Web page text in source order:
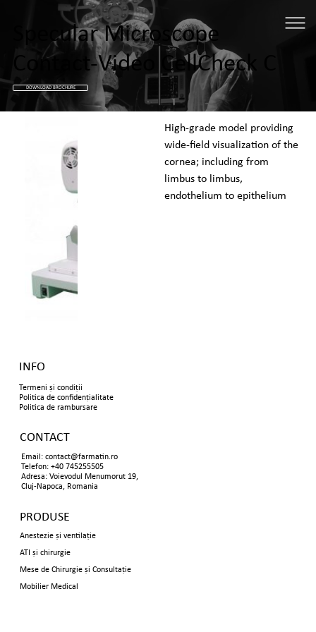
High-grade model providing
wide-field visualization of the
cornea; including from
limbus to limbus,
endothelium to epithelium
Specular Microscope
Contact-Video CellCheck C
DOWNLOAD BROCHURE
INFO
Termeni și condiții
Politica de confidențialitate
Politica de rambursare
CONTACT
Email: contact@farmatin.ro
Telefon: +40 745255505
Adresa: Voievodul Menumorut 19,
Cluj-Napoca, Romania
PRODUSE
Anestezie și ventilație
ATI și chirurgie
Mese de Chirurgie și Consultație
Mobilier Medical